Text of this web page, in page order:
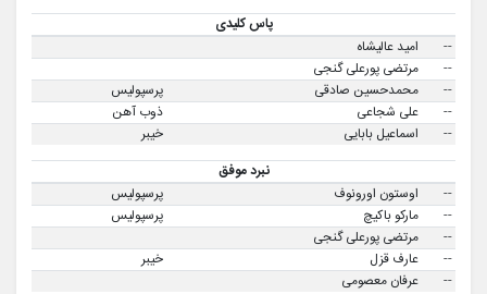
پاس کلیدی
--
امید عالیشاه
--
مرتضی پورعلی گنجی
--
محمدحسین صادقی
پرسپولیس
--
علی شجاعی
ذوب آهن
--
اسماعیل بابایی
خیبر
نبرد موفق
--
اوستون اورونوف
پرسپولیس
--
مارکو باکیچ
پرسپولیس
--
مرتضی پورعلی گنجی
--
عارف قزل
خیبر
--
عرفان معصومی